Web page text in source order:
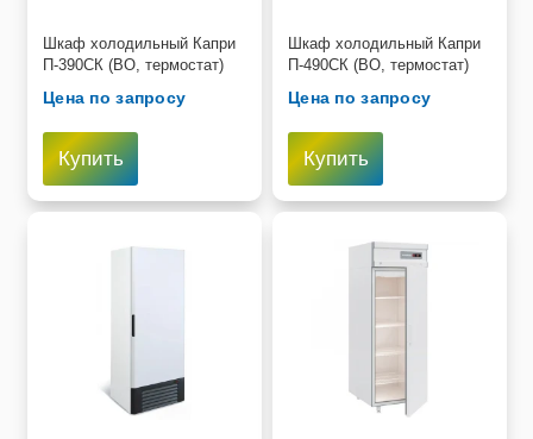
Пищевое оборудование и инвентарь
Спортивное оборудование и инвентарь
Фото, видео и аксессуары
Цифровые лаборатории
Шкаф холодильный Капри
П-390СК (ВО, термостат)
Цена по запросу
Купить
Шкаф холодильный Капри
П-490СК (ВО, термостат)
Цена по запросу
Купить